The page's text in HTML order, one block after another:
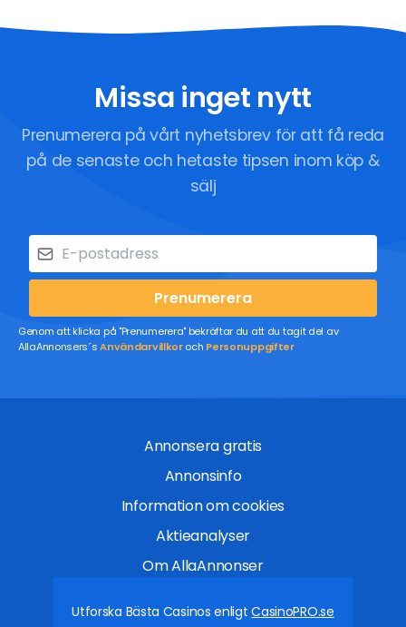
Missa inget nytt
Prenumerera på vårt nyhetsbrev för att få reda
på de senaste och hetaste tipsen inom köp &
sälj
Prenumerera
Genom att klicka på "Prenumerera" bekräftar du att du tagit del av
AllaAnnonsers´sAnvändarvillkoroch Personuppgifter
Annonsera gratis
Annonsinfo
Information om cookies
Aktieanalyser
Om AllaAnnonser
Utforska Bästa Casinos enligtCasinoPRO.se